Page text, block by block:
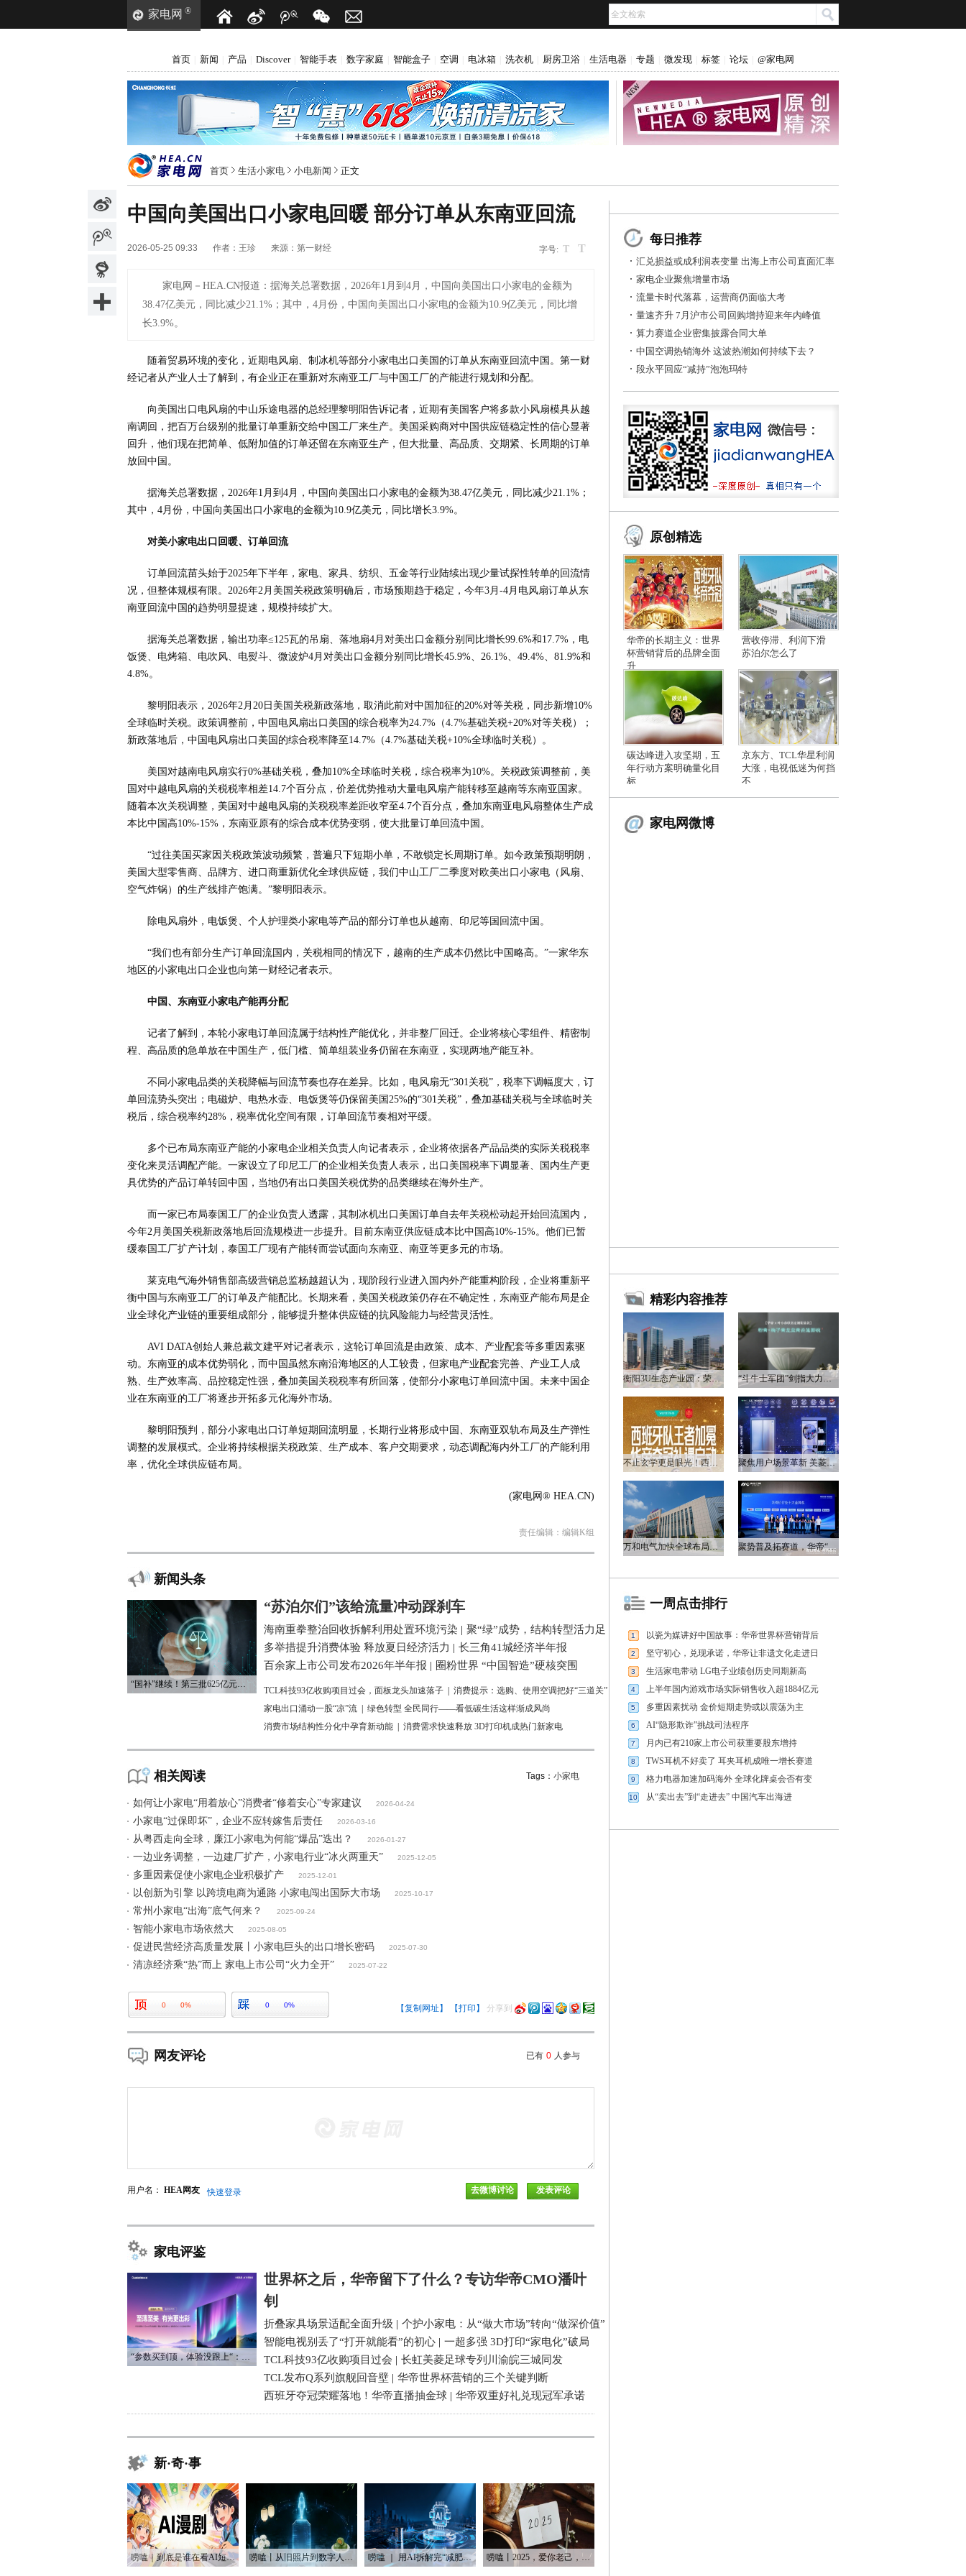
家电网 ®
首页 新闻 产品 Discover 智能手表 数字家庭 智能盒子 空调 电冰箱 洗衣机 厨房卫浴 生活电器 专题 微发现 标签 论坛 @家电网
首页 生活小家电 小电新闻 正文
中国向美国出口小家电回暖 部分订单从东南亚回流
字号: T T
2026-05-25 09:33 作者： 王珍 来源： 第一财经
家电网－HEA.CN报道： 据海关总署数据，2026年1月到4月，中国向美国出口小家电的金额为
38.47亿美元，同比减少21.1%；其中，4月份，中国向美国出口小家电的金额为10.9亿美元，同比增
长3.9%。
随着贸易环境的变化，近期电风扇、制冰机等部分小家电出口美国的订单从东南亚回流中国。第一财
经记者从产业人士了解到，有企业正在重新对东南亚工厂与中国工厂的产能进行规划和分配。
向美国出口电风扇的中山乐途电器的总经理黎明阳告诉记者，近期有美国客户将多款小风扇模具从越
南调回，把百万台级别的批量订单重新交给中国工厂来生产。美国采购商对中国供应链稳定性的信心显著
回升，他们现在把简单、低附加值的订单还留在东南亚生产，但大批量、高品质、交期紧、长周期的订单
放回中国。
据海关总署数据，2026年1月到4月，中国向美国出口小家电的金额为38.47亿美元，同比减少21.1%；
其中，4月份，中国向美国出口小家电的金额为10.9亿美元，同比增长3.9%。
对美小家电出口回暖、订单回流
订单回流苗头始于2025年下半年，家电、家具、纺织、五金等行业陆续出现少量试探性转单的回流情
况，但整体规模有限。2026年2月美国关税政策明确后，市场预期趋于稳定，今年3月-4月电风扇订单从东
南亚回流中国的趋势明显提速，规模持续扩大。
据海关总署数据，输出功率≤125瓦的吊扇、落地扇4月对美出口金额分别同比增长99.6%和17.7%，电
饭煲、电烤箱、电吹风、电熨斗、微波炉4月对美出口金额分别同比增长45.9%、26.1%、49.4%、81.9%和
4.8%。
黎明阳表示，2026年2月20日美国关税新政落地，取消此前对中国加征的20%对等关税，同步新增10%
全球临时关税。政策调整前，中国电风扇出口美国的综合税率为24.7%（4.7%基础关税+20%对等关税）；
新政落地后，中国电风扇出口美国的综合税率降至14.7%（4.7%基础关税+10%全球临时关税）。
美国对越南电风扇实行0%基础关税，叠加10%全球临时关税，综合税率为10%。关税政策调整前，美
国对中越电风扇的关税税率相差14.7个百分点，价差优势推动大量电风扇产能转移至越南等东南亚国家。
随着本次关税调整，美国对中越电风扇的关税税率差距收窄至4.7个百分点，叠加东南亚电风扇整体生产成
本比中国高10%-15%，东南亚原有的综合成本优势变弱，使大批量订单回流中国。
“过往美国买家因关税政策波动频繁，普遍只下短期小单，不敢锁定长周期订单。如今政策预期明朗，
美国大型零售商、品牌方、进口商重新优化全球供应链，我们中山工厂二季度对欧美出口小家电（风扇、
空气炸锅）的生产线排产饱满。”黎明阳表示。
除电风扇外，电饭煲、个人护理类小家电等产品的部分订单也从越南、印尼等国回流中国。
“我们也有部分生产订单回流国内，关税相同的情况下，越南的生产成本仍然比中国略高。”一家华东
地区的小家电出口企业也向第一财经记者表示。
中国、东南亚小家电产能再分配
记者了解到，本轮小家电订单回流属于结构性产能优化，并非整厂回迁。企业将核心零组件、精密制
程、高品质的急单放在中国生产，低门槛、简单组装业务仍留在东南亚，实现两地产能互补。
不同小家电品类的关税降幅与回流节奏也存在差异。比如，电风扇无“301关税”，税率下调幅度大，订
单回流势头突出；电磁炉、电热水壶、电饭煲等仍保留美国25%的“301关税”，叠加基础关税与全球临时关
税后，综合税率约28%，税率优化空间有限，订单回流节奏相对平缓。
多个已布局东南亚产能的小家电企业相关负责人向记者表示，企业将依据各产品品类的实际关税税率
变化来灵活调配产能。一家设立了印尼工厂的企业相关负责人表示，出口美国税率下调显著、国内生产更
具优势的产品订单转回中国，当地仍有出口美国关税优势的品类继续在海外生产。
而一家已布局泰国工厂的企业负责人透露，其制冰机出口美国订单自去年关税松动起开始回流国内，
今年2月美国关税新政落地后回流规模进一步提升。目前东南亚供应链成本比中国高10%-15%。他们已暂
缓泰国工厂扩产计划，泰国工厂现有产能转而尝试面向东南亚、南亚等更多元的市场。
莱克电气海外销售部高级营销总监杨越超认为，现阶段行业进入国内外产能重构阶段，企业将重新平
衡中国与东南亚工厂的订单及产能配比。长期来看，美国关税政策仍存在不确定性，东南亚产能布局是企
业全球化产业链的重要组成部分，能够提升整体供应链的抗风险能力与经营灵活性。
AVI DATA创始人兼总裁文建平对记者表示，这轮订单回流是由政策、成本、产业配套等多重因素驱
动。东南亚的成本优势弱化，而中国虽然东南沿海地区的人工较贵，但家电产业配套完善、产业工人成
熟、生产效率高、品控稳定性强，叠加美国关税税率有所回落，使部分小家电订单回流中国。未来中国企
业在东南亚的工厂将逐步开拓多元化海外市场。
黎明阳预判，部分小家电出口订单短期回流明显，长期行业将形成中国、东南亚双轨布局及生产弹性
调整的发展模式。企业将持续根据关税政策、生产成本、客户交期要求，动态调配海内外工厂的产能利用
率，优化全球供应链布局。
(家电网® HEA.CN)
责任编辑：编辑K组
新闻头条
“国补”继续！第三批625亿元资金已下达
“苏泊尔们”该给流量冲动踩刹车
海南重拳整治回收拆解利用处置环境污染 | 聚“绿”成势，结构转型活力足
多举措提升消费体验 释放夏日经济活力 | 长三角41城经济半年报
百余家上市公司发布2026年半年报 | 圈粉世界 “中国智造”硬核突围
TCL科技93亿收购项目过会，面板龙头加速落子
消费提示：选购、使用空调把好“三道关”
家电出口涌动一股“凉”流
绿色转型 全民同行——看低碳生活这样渐成风尚
消费市场结构性分化中孕育新动能
消费需求快速释放 3D打印机成热门新家电
相关阅读 Tags： 小家电
如何让小家电“用着放心”消费者“修着安心”专家建议 2026-04-24
小家电“过保即坏”，企业不应转嫁售后责任 2026-03-16
从粤西走向全球，廉江小家电为何能“爆品”迭出？ 2026-01-27
一边业务调整，一边建厂扩产，小家电行业“冰火两重天” 2025-12-05
多重因素促使小家电企业积极扩产 2025-12-01
以创新为引擎 以跨境电商为通路 小家电闯出国际大市场 2025-10-17
常州小家电“出海”底气何来？ 2025-09-24
智能小家电市场依然大 2025-08-05
促进民营经济高质量发展丨小家电巨头的出口增长密码 2025-07-30
清凉经济乘“热”而上 家电上市公司“火力全开” 2025-07-22
0 0% 0 0% 【复制网址】 【打印】 分享到
已有 0 人参与
网友评论
用户名： HEA网友 快速登录
家电评鉴
“参数买到顶，体验没跟上“：长虹追光Q70S给高端电视打了个样
世界杯之后，华帝留下了什么？专访华帝CMO潘叶
钊
折叠家具场景适配全面升级 | 个护小家电：从“做大市场”转向“做深价值”
智能电视别丢了“打开就能看”的初心 | 一超多强 3D打印“家电化”破局
TCL科技93亿收购项目过会 | 长虹美菱足球专列川渝皖三城同发
TCL发布Q系列旗舰回音壁 | 华帝世界杯营销的三个关键判断
西班牙夺冠荣耀落地！华帝直播抽金球 | 华帝双重好礼兑现冠军承诺
新·奇·事
唠嗑｜到底是谁在看AI短剧？！ 唠嗑丨从旧照片到数字人：AI如何“复活”我们的思念 唠嗑 ｜ 用AI拆解完“减肥逻辑”后，我发现了内容行业的底层套路 唠嗑丨2025，爱你老己，明天见
每日推荐
汇兑损益或成利润表变量 出海上市公司直面汇率
风控大考
家电企业聚焦增量市场
流量卡时代落幕，运营商仍面临大考
量速齐升 7月沪市公司回购增持迎来年内峰值
算力赛道企业密集披露合同大单
中国空调热销海外 这波热潮如何持续下去？
段永平回应“减持”泡泡玛特
原创精选
华帝的长期主义：世界
杯营销背后的品牌全面
升
营收停滞、利润下滑
苏泊尔怎么了
碳达峰进入攻坚期，五
年行动方案明确量化目
标
京东方、TCL华星利润
大涨，电视低迷为何挡
不
家电网微博
精彩内容推荐
衡阳3U生态产业园：荣电集团的政企合作新答卷 “斗牛士军团”剑指大力神杯，华帝以“一瓷一金”静候荣光
不止玄学更是眼光！西班牙队夺冠，华帝火速官宣启动兑奖福利 聚焦用户场景革新 美菱产品创新打造差异化居家体验
万和电气加快全球布局，海外营收占比升至四成 聚势普及拓赛道，华帝“亮剑”洗碗机峰会，破局存量换新
一周点击排行
1 以瓷为媒讲好中国故事：华帝世界杯营销背后
2 坚守初心，兑现承诺，华帝让非遗文化走进日
3 生活家电带动 LG电子业绩创历史同期新高
4 上半年国内游戏市场实际销售收入超1884亿元
5 多重因素扰动 金价短期走势或以震荡为主
6 AI“隐形欺诈”挑战司法程序
7 月内已有210家上市公司获重要股东增持
8 TWS耳机不好卖了 耳夹耳机成唯一增长赛道
9 格力电器加速加码海外 全球化牌桌会否有变
10 从“卖出去”到“走进去” 中国汽车出海进